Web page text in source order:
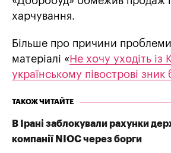
харчування.
Більше про причини
матеріалі « Не хочу уходіть
українському півострові зник
ТАКОЖ ЧИТАЙТЕ
В Ірані заблокували рахунки
компанії NIOC через борги